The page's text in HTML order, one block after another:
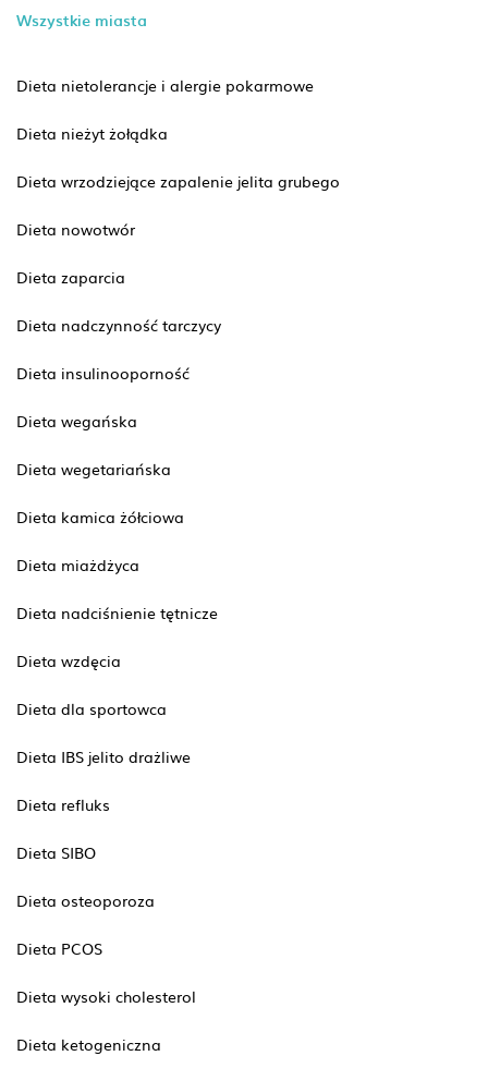
Wszystkie miasta
Dieta nietolerancje i alergie pokarmowe
Dieta nieżyt żołądka
Dieta wrzodziejące zapalenie jelita grubego
Dieta nowotwór
Dieta zaparcia
Dieta nadczynność tarczycy
Dieta insulinooporność
Dieta wegańska
Dieta wegetariańska
Dieta kamica żółciowa
Dieta miażdżyca
Dieta nadciśnienie tętnicze
Dieta wzdęcia
Dieta dla sportowca
Dieta IBS jelito drażliwe
Dieta refluks
Dieta SIBO
Dieta osteoporoza
Dieta PCOS
Dieta wysoki cholesterol
Dieta ketogeniczna